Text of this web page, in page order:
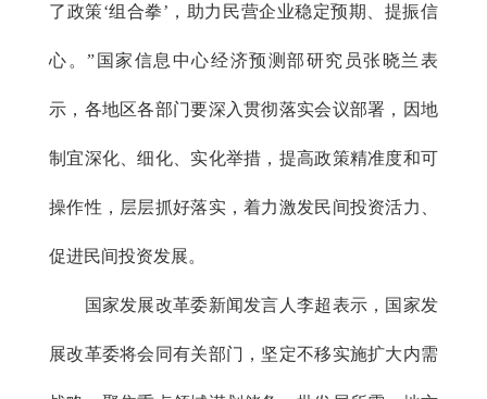
了政策‘组合拳’，助力民营企业稳定预期、提振信
心。”国家信息中心经济预测部研究员张晓兰表
示，各地区各部门要深入贯彻落实会议部署，因地
制宜深化、细化、实化举措，提高政策精准度和可
操作性，层层抓好落实，着力激发民间投资活力、
促进民间投资发展。
国家发展改革委新闻发言人李超表示，国家发
展改革委将会同有关部门，坚定不移实施扩大内需